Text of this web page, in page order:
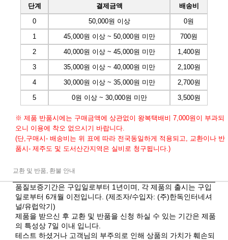
단계 결제금액
배송비
0
50,000원 이상
0원
1
45,000원 이상 ~ 50,000원 미만
700원
2
40,000원 이상 ~ 45,000원 미만
1,400원
3
35,000원 이상 ~ 40,000원 미만
2,100원
4
30,000원 이상 ~ 35,000원 미만
2,700원
5
0원 이상 ~ 30,000원 미만 3,500원
※ 제품 반품시에는 구매금액에 상관없이 왕복택배비 7,000원이 부과되
오니 이용에 착오 없으시기 바랍니다.
(단,구매시- 배송비는 위 표에 따라 전국동일하게 적용되고, 교환이나 반
품시- 제주도 및 도서산간지역은 실비로 청구됩니다.)
교환 및 반품, 환불 안내
품질보증기간은 구입일로부터 1년이며, 각 제품의 출시는 구입
일로부터 6개월 이전입니다. (제조자/수입자: (주)한독인터네셔
널/유럽악기)
제품을 받으신 후 교환 및 반품을 신청 하실 수 있는 기간은 제품
의 특성상 7일 이내 입니다.
테스트 하셨거나 고객님의 부주의로 인해 상품의 가치가 훼손되